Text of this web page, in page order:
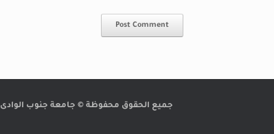
جميع الحقوق محفوظة © جامعة جنوب الوادى 2020